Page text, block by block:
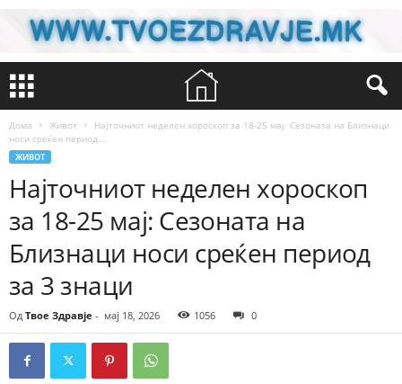
Дома Живот
Најточниот неделен хороскоп за 18-25 мај: Сезоната на Близнаци
носи среќен период...
ЖИВОТ
Најточниот неделен хороскоп
за 18-25 мај: Сезоната на
Близнаци носи среќен период
за 3 знаци
Од Твое Здравје - мај 18, 2026 1056 0